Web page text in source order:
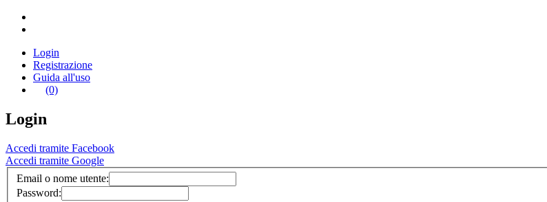
Login
Registrazione
Guida all'uso
(0)
Login
Accedi tramite Facebook
Accedi tramite Google
Email o nome utente:
Password: